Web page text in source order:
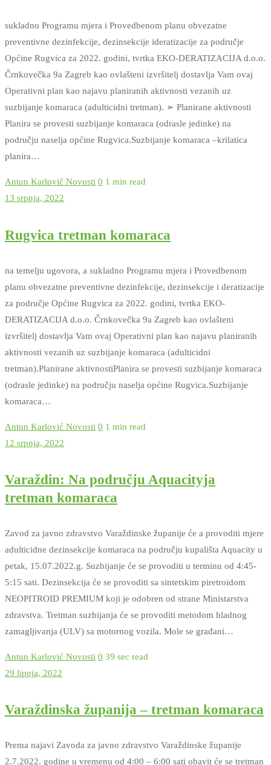
sukladno Programu mjera i Provedbenom planu obvezatne
preventivne dezinfekcije, dezinsekcije ideratizacije za područje
Općine Rugvica za 2022. godini, tvrtka EKO-DERATIZACIJA d.o.o.
Črnkovečka 9a Zagreb kao ovlašteni izvršitelj dostavlja Vam ovaj
Operativni plan kao najavu planiranih aktivnosti vezanih uz
suzbijanje komaraca (adulticidni tretman). ➢ Planirane aktivnosti
Planira se provesti suzbijanje komaraca (odrasle jedinke) na
području naselja općine Rugvica.Suzbijanje komaraca –krilatica
planira…
Antun Karlović Novosti 0 1 min read
13 srpnja, 2022
Rugvica tretman komaraca
na temelju ugovora, a sukladno Programu mjera i Provedbenom
planu obvezatne preventivne dezinfekcije, dezinsekcije i deratizacije
za područje Općine Rugvica za 2022. godini, tvrtka EKO-
DERATIZACIJA d.o.o. Črnkovečka 9a Zagreb kao ovlašteni
izvršitelj dostavlja Vam ovaj Operativni plan kao najavu planiranih
aktivnosti vezanih uz suzbijanje komaraca (adulticidni
tretman).Planirane aktivnostiPlanira se provesti suzbijanje komaraca
(odrasle jedinke) na području naselja općine Rugvica.Suzbijanje
komaraca…
Antun Karlović Novosti 0 1 min read
12 srpnja, 2022
Varaždin: Na području Aquacityja
tretman komaraca
Zavod za javno zdravstvo Varaždinske županije će a provoditi mjere
adulticidne dezinsekcije komaraca na području kupališta Aquacity u
petak, 15.07.2022.g. Suzbijanje će se provoditi u terminu od 4:45-
5:15 sati. Dezinsekcija će se provoditi sa sintetskim piretroidom
NEOPITROID PREMIUM koji je odobren od strane Ministarstva
zdravstva. Tretman suzbijanja će se provoditi metodom hladnog
zamagljivanja (ULV) sa motornog vozila. Mole se građani…
Antun Karlović Novosti 0 39 sec read
29 lipnja, 2022
Varaždinska županija – tretman komaraca
Prema najavi Zavoda za javno zdravstvo Varaždinske županije
2.7.2022. godine u vremenu od 4:00 – 6:00 sati obavit će se tretman